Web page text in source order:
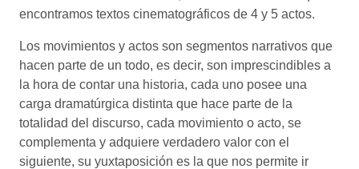
encontramos textos cinematográficos de 4 y 5 actos.
Los movimientos y actos son segmentos narrativos que
hacen parte de un todo, es decir, son imprescindibles a
la hora de contar una historia, cada uno posee una
carga dramatúrgica distinta que hace parte de la
totalidad del discurso, cada movimiento o acto, se
complementa y adquiere verdadero valor con el
siguiente, su yuxtaposición es la que nos permite ir